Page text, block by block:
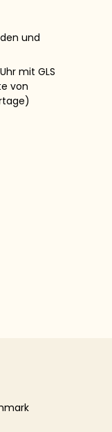
und
mit GLS
von